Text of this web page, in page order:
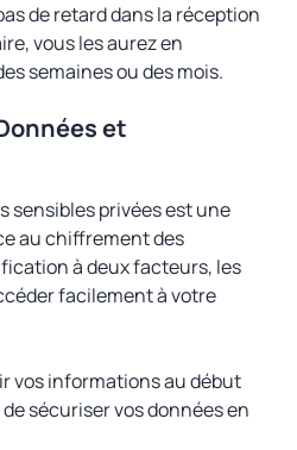
de retard dans la réception
vous les aurez en
semaines ou des mois.
et
sensibles privées est une
au chiffrement des
à deux facteurs, les
facilement à votre
vos informations au début
sécuriser vos données en